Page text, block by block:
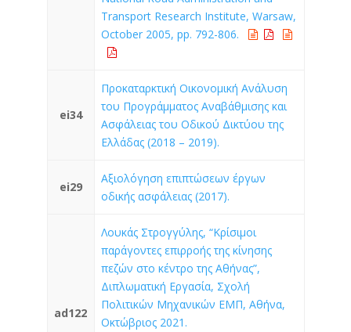
Transport Research Institute, Warsaw,
October 2005, pp. 792-806.
ei34
Προκαταρκτική Οικονομική Ανάλυση
του Προγράμματος Αναβάθμισης και
Ασφάλειας του Οδικού Δικτύου της
Ελλάδας (2018 – 2019).
ei29
Αξιολόγηση επιπτώσεων έργων
οδικής ασφάλειας (2017).
ad122
Λουκάς Στρογγύλης, “Κρίσιμοι
παράγοντες επιρροής της κίνησης
πεζών στο κέντρο της Αθήνας”,
Διπλωματική Εργασία, Σχολή
Πολιτικών Μηχανικών ΕΜΠ, Αθήνα,
Οκτώβριος 2021.